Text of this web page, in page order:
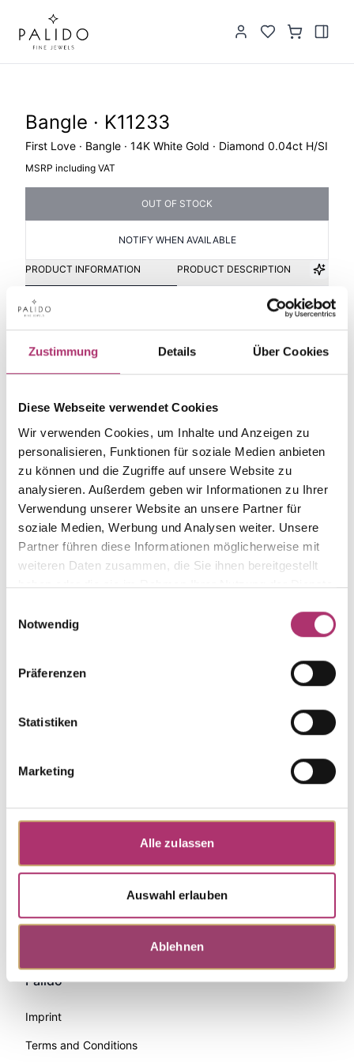
Zustimmung Details Über Cookies
Diese Webseite verwendet Cookies
Wir verwenden Cookies, um Inhalte und Anzeigen zu
personalisieren, Funktionen für soziale Medien anbieten
zu können und die Zugriffe auf unsere Website zu
analysieren. Außerdem geben wir Informationen zu Ihrer
Verwendung unserer Website an unsere Partner für
soziale Medien, Werbung und Analysen weiter. Unsere
Partner führen diese Informationen möglicherweise mit
weiteren Daten zusammen, die Sie ihnen bereitgestellt
haben oder die sie im Rahmen Ihrer Nutzung der Dienste
Notwendig
Präferenzen
Statistiken
Marketing
Alle zulassen
Auswahl erlauben
Ablehnen
Bangle · K11233
First Love · Bangle · 14K White Gold · Diamond 0.04ct H/SI
MSRP including VAT
OUT OF STOCK
NOTIFY WHEN AVAILABLE
PRODUCT INFORMATION PRODUCT DESCRIPTION
Item group
EAN
Alternative
Metal Fineness
585
Metal Color
white gold
Gem Color
white
Gem Type
Diamond
Gem
Zahlungsmethoden
Palido
Imprint
Terms and Conditions